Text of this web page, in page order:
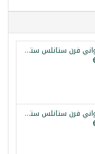
طقم صواني فرن ستانلس ستيل 3 قطع ليبكس 28/32/36سم
طقم صواني فرن ستانلس ستيل 3 قطع 28/32/36سم